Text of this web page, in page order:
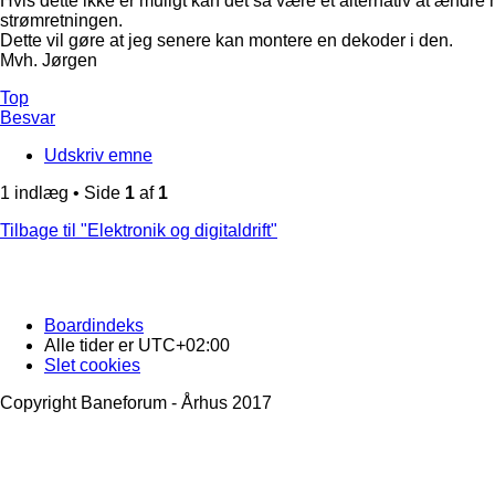
strømretningen.
Dette vil gøre at jeg senere kan montere en dekoder i den.
Mvh. Jørgen
Top
Besvar
Udskriv emne
1 indlæg • Side 1 af 1
Tilbage til "Elektronik og digitaldrift"
Boardindeks
Alle tider er UTC+02:00
Slet cookies
Copyright Baneforum - Århus 2017